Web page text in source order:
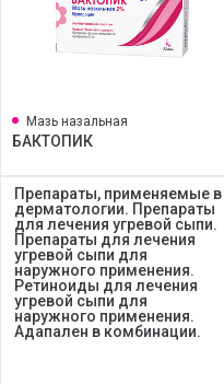
Мазь назальная
БАКТОПИК
Препараты, применяемые в
дерматологии. Препараты
для лечения угревой сыпи.
Препараты для лечения
угревой сыпи для
наружного применения.
Ретиноиды для лечения
угревой сыпи для
наружного применения.
Адапален в комбинации.